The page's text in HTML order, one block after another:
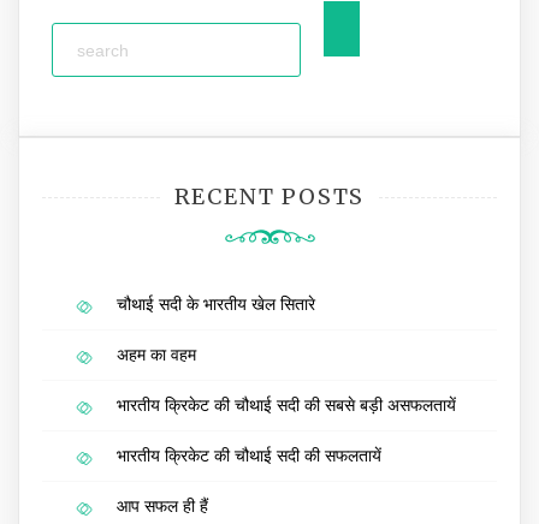
RECENT POSTS
चौथाई सदी के भारतीय खेल सितारे
अहम का वहम
भारतीय क्रिकेट की चौथाई सदी की सबसे बड़ी असफलतायें
भारतीय क्रिकेट की चौथाई सदी की सफलतायें
आप सफल ही हैं